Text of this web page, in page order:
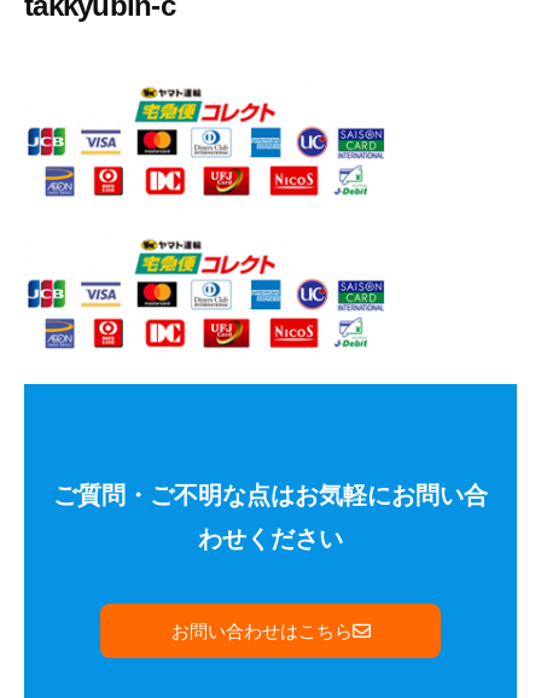
t
S
o
ご質問・ご不明な点はお気軽にお問い合
わせください
お問い合わせはこちら
e